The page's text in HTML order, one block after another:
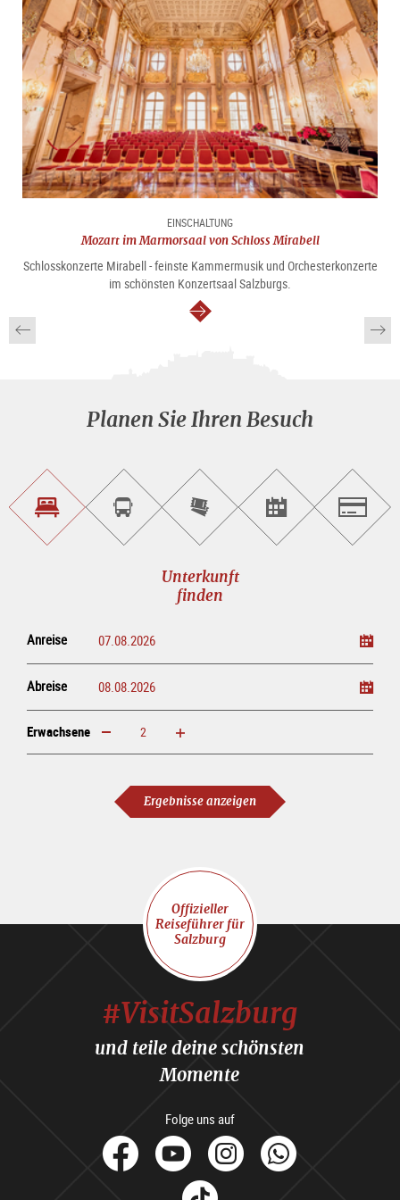
EINSCHALTUNG
Mozart im Marmorsaal von Schloss Mirabell
Schlosskonzerte Mirabell - feinste Kammermusik und Orchesterkonzerte
im schönsten Konzertsaal Salzburgs.
weiter
Planen Sie Ihren Besuch
Unterkunft<br>findenSightseeing<br>Tour
buchen
Tickets
online<br>kaufen
Events<br>finden
Unterkunft
finden
Anreise
Abreise
Erwachsene erhöhen verringern
Ergebnisse anzeigen
Offizieller
Reiseführer für
Salzburg
#VisitSalzburg
und teile deine schönsten
Momente
Folge uns auf
facebook
YoutubeInstagram